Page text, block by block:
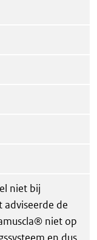
niet bij
adviseerde de
niet op